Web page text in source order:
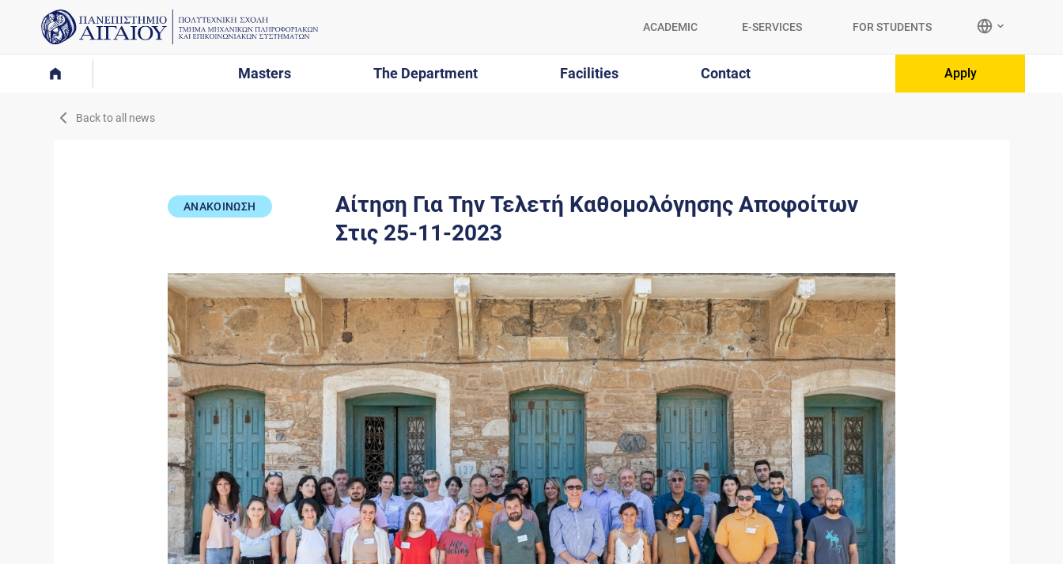
ACADEMIC E-SERVICES FOR STUDENTS
Masters The Department Facilities Contact Apply
Back to all news
ΑΝΑΚΟΙΝΩΣΗ
Αίτηση Για Την Τελετή Καθομολόγησης Αποφοίτων
Στις 25-11-2023